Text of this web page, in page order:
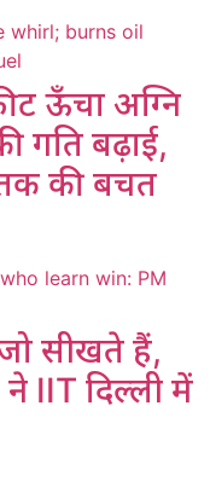
ऊँचा अग्नि
गति बढ़ाई,
की बचत
सीखते हैं,
IIT दिल्ली में